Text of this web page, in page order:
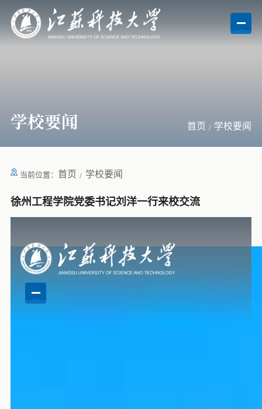
学校要闻 首页 学校要闻
当前位置： 首页 学校要闻
徐州工程学院党委书记刘洋一行来校交流